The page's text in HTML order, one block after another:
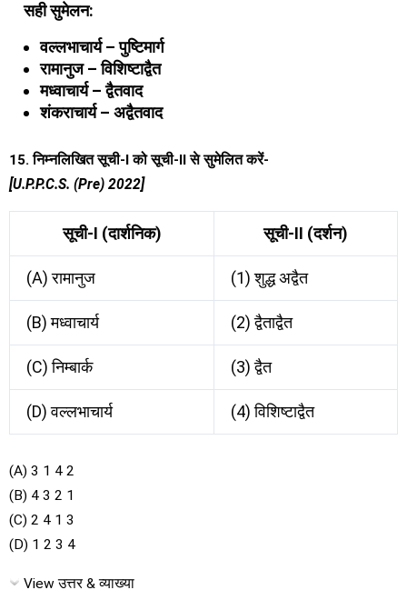
सही सुमेलन:
वल्लभाचार्य – पुष्टिमार्ग
रामानुज – विशिष्टाद्वैत
मध्वाचार्य – द्वैतवाद
शंकराचार्य – अद्वैतवाद
15. निम्नलिखित सूची-I को सूची-II से सुमेलित करें-
[U.P.P.C.S. (Pre) 2022]
सूची-I (दार्शनिक) सूची-II (दर्शन)
(A) रामानुज (1) शुद्ध अद्वैत
(B) मध्वाचार्य (2) द्वैताद्वैत
(C) निम्बार्क (3) द्वैत
(D) वल्लभाचार्य (4) विशिष्टाद्वैत
(A) 3 1 4 2
(B) 4 3 2 1
(C) 2 4 1 3
(D) 1 2 3 4
View उत्तर & व्याख्या